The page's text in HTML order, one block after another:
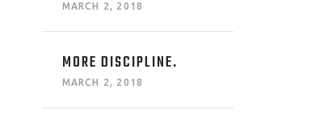
MARCH 2, 2018
MORE DISCIPLINE.
MARCH 2, 2018